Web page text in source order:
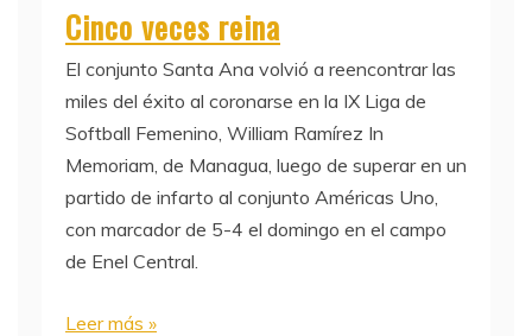
Cinco veces reina
El conjunto Santa Ana volvió a reencontrar las
miles del éxito al coronarse en la IX Liga de
Softball Femenino, William Ramírez In
Memoriam, de Managua, luego de superar en un
partido de infarto al conjunto Américas Uno,
con marcador de 5-4 el domingo en el campo
de Enel Central.
Leer más »